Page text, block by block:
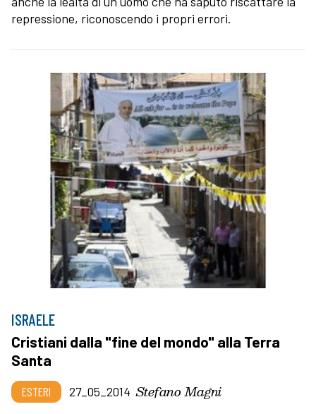
repressione, riconoscendo i propri errori.
ISRAELE
Cristiani dalla "fine del mondo" alla Terra
Santa
ESTERI 27_05_2014 Stefano Magni